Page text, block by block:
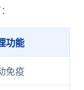
功能
免疫